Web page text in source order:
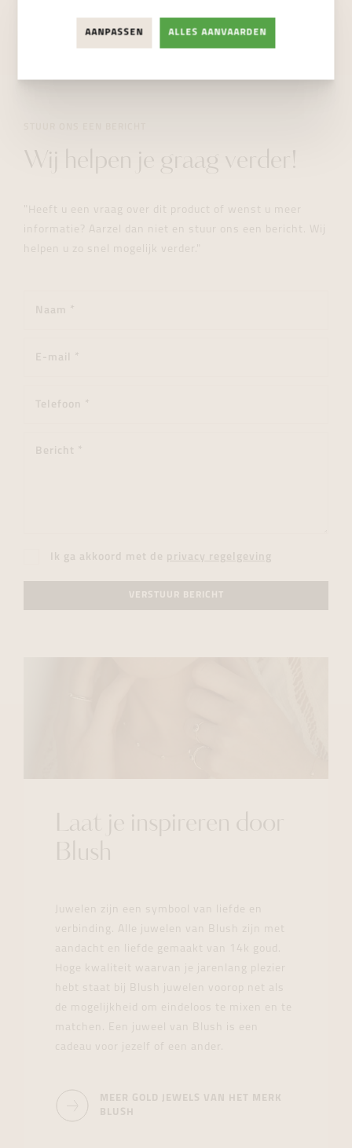
NIET BESCHIKBAAR
Wij helpen je graag verder!
"Heeft u een vraag over dit product of wenst u meer
informatie? Aarzel dan niet en stuur ons een bericht. Wij
helpen u zo snel mogelijk verder."
Ik ga akkoord met de privacy regelgeving
VERSTUUR BERICHT
Laat je inspireren door
Blush
Juwelen zijn een symbool van liefde en
verbinding. Alle juwelen van Blush zijn met
aandacht en liefde gemaakt van 14k goud.
Hoge kwaliteit waarvan je jarenlang plezier
hebt staat bij Blush juwelen voorop net als
de mogelijkheid om eindeloos te mixen en te
matchen. Een juweel van Blush is een
cadeau voor jezelf of een ander.
MEER GOLD JEWELS VAN HET MERK
BLUSH
AANPASSEN ALLES AANVAARDEN